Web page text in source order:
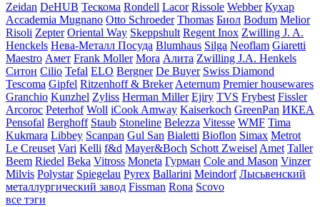
Zeidan DeHUB Тескома Rondell Lacor Rissole Webber Кухар
Accademia Mugnano Otto Schroeder Thomas Биол Bodum Melior
Risoli Zepter Oriental Way Skeppshult Regent Inox Zwilling J. A.
Henckels Нева-Металл Посуда Blumhaus Silga Neoflam Giaretti
Maestro Амет Frank Moller Mora Алита Zwilling J.A. Henkels
Ситон Cilio Tefal ELO Bergner De Buyer Swiss Diamond
Tescoma Gipfel Ritzenhoff & Breker Aeternum Premier housewares
Granchio Kunzhel Zyliss Herman Miller Ejiry TVS Frybest Fissler
Arcoroc Peterhof Woll iCook Amway Kaiserkoch GreenPan ИКЕА
Pensofal Berghoff Staub Stoneline Belezza Vitesse WMF Tima
Kukmara Libbey Scanpan Gul San Bialetti Bioflon Simax Metrot
Le Creuset Vari Kelli f&d Mayer&Boch Schott Zweisel Amet Taller
Beem Riedel Beka Vitross Moneta Гурман Cole and Mason Vinzer
Milvis Polystar Spiegelau Pyrex Ballarini Meindorf Лысьвенский
металлургический завод Fissman Rona Scovo
все тэги